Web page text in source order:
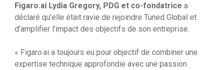
Figaro.ai Lydia Gregory, PDG et co-fondatrice a
déclaré qu’elle était ravie de rejoindre Tuned Global et
d’amplifier l’impact des objectifs de son entreprise.
« Figaro.ai a toujours eu pour objectif de combiner une
expertise technique approfondie avec une passion